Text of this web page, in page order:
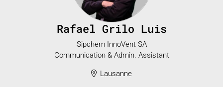
Rafael Grilo Luis
Sipchem InnoVent SA
Communication & Admin. Assistant
Lausanne